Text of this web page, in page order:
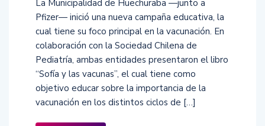
La Municipalidad de Huechuraba —junto a
Pfizer— inició una nueva campaña educativa, la
cual tiene su foco principal en la vacunación. En
colaboración con la Sociedad Chilena de
Pediatría, ambas entidades presentaron el libro
“Sofía y las vacunas”, el cual tiene como
objetivo educar sobre la importancia de la
vacunación en los distintos ciclos de […]